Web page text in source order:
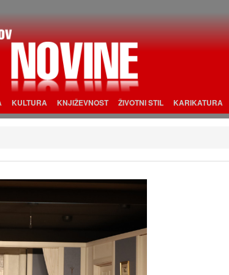
KULTURA KNJIŽEVNOST ŽIVOTNI STIL KARIKATURA